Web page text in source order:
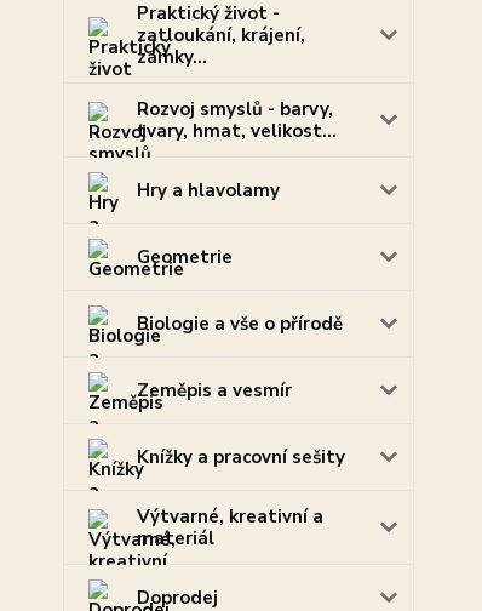
Praktický život -
zatloukání, krájení,
zámky...
Rozvoj smyslů - barvy,
tvary, hmat, velikost...
Hry a hlavolamy
Geometrie
Biologie a vše o přírodě
Zeměpis a vesmír
Knížky a pracovní sešity
Výtvarné, kreativní a
materiál
Doprodej